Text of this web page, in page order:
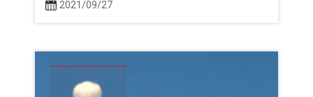
2021/09/27